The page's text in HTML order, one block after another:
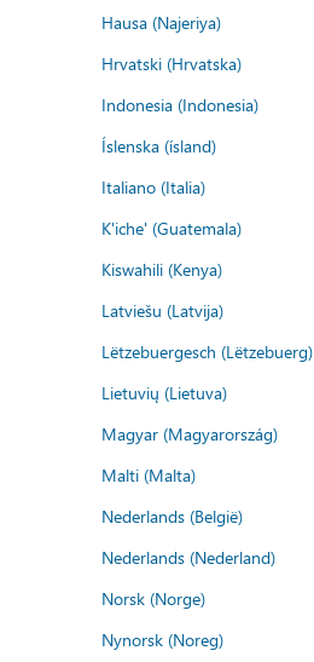
Hausa (Najeriya)
Hrvatski (Hrvatska)
Indonesia (Indonesia)
Íslenska (ísland)
Italiano (Italia)
K'iche' (Guatemala)
Kiswahili (Kenya)
Latviešu (Latvija)
Lëtzebuergesch (Lëtzebuerg)
Lietuvių (Lietuva)
Magyar (Magyarország)
Malti (Malta)
Nederlands (België)
Nederlands (Nederland)
Norsk (Norge)
Nynorsk (Noreg)